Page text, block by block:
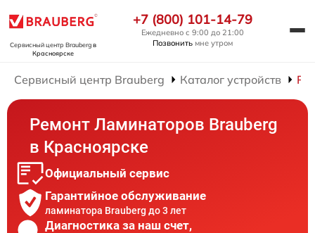
Сервисный центр Braubergв
Красноярске
+7 (800) 101-14-79
Ежедневно с 9:00 до 21:00
Позвонить мне утром
Сервисный центр Brauberg Каталог устройств
Ремонт Ламинаторов Brauberg
в Красноярске
Официальный сервис
Гарантийное обслуживание
ламинатора Brauberg до 3 лет
Диагностика за наш счет,